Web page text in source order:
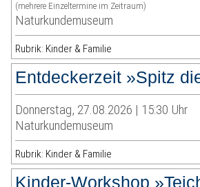
(mehrere Einzeltermine im Zeitraum)
Naturkundemuseum
Rubrik: Kinder & Familie
Entdeckerzeit »Spitz
Donnerstag, 27.08.2026 | 15:30 Uhr
Naturkundemuseum
Rubrik: Kinder & Familie
Kinder-Workshop